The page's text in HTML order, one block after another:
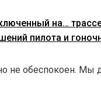
на…
пилота и
не обеспокоен. Мы